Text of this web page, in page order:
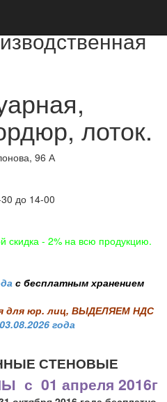
лоток.
96 А
до 14-00
скидка - 2% на всю продукцию.
с бесплатным хранением
для юр. лиц, ВЫДЕЛЯЕМ НДС
года
СТЕНОВЫЕ
с 01 апреля 2016г